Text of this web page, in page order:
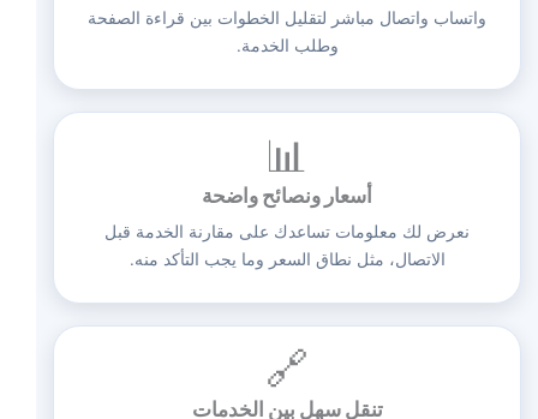
واتساب واتصال مباشر لتقليل الخطوات بين قراءة الصفحة
وطلب الخدمة.
📊
أسعار ونصائح واضحة
نعرض لك معلومات تساعدك على مقارنة الخدمة قبل
الاتصال، مثل نطاق السعر وما يجب التأكد منه.
🔗
تنقل سهل بين الخدمات